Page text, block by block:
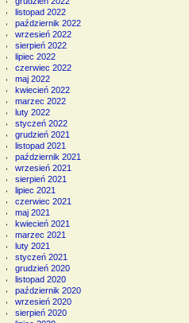
listopad 2022
październik 2022
wrzesień 2022
sierpień 2022
lipiec 2022
czerwiec 2022
maj 2022
kwiecień 2022
marzec 2022
luty 2022
styczeń 2022
grudzień 2021
listopad 2021
październik 2021
wrzesień 2021
sierpień 2021
lipiec 2021
czerwiec 2021
maj 2021
kwiecień 2021
marzec 2021
luty 2021
styczeń 2021
grudzień 2020
listopad 2020
październik 2020
wrzesień 2020
sierpień 2020